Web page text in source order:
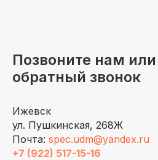
Позвоните нам
обратный звонок
Ижевск
ул. Пушкинская, 268Ж
Почта: spec.udm@yandex.ru
+7 (922) 517-15-16